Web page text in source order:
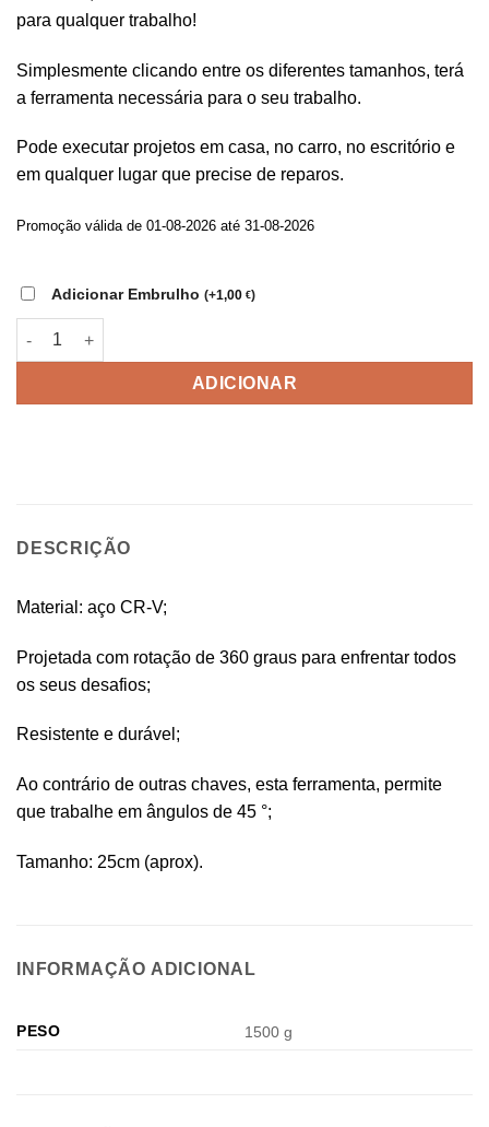
43,05 €.
para qualquer trabalho!
Simplesmente clicando entre os diferentes tamanhos, terá
a ferramenta necessária para o seu trabalho.
Pode executar projetos em casa, no carro, no escritório e
em qualquer lugar que precise de reparos.
Promoção válida de 01-08-2026 até 31-08-2026
Adicionar Embrulho (+1,00 €)
Quantidade de Ferramenta Multifuncional 48 em 1
ADICIONAR
DESCRIÇÃO
Material: aço CR-V;
Projetada com rotação de 360 ​​graus para enfrentar todos
os seus desafios;
Resistente e durável;
Ao contrário de outras chaves, esta ferramenta, permite
que trabalhe em ângulos de 45 °;
Tamanho: 25cm (aprox).
INFORMAÇÃO ADICIONAL
PESO 1500 g